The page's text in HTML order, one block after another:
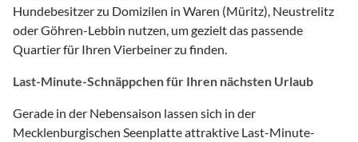
Hundebesitzer zu Domizilen in Waren (Müritz), Neustrelitz
oder Göhren-Lebbin nutzen, um gezielt das passende
Quartier für Ihren Vierbeiner zu finden.
Last-Minute-Schnäppchen für Ihren nächsten Urlaub
Gerade in der Nebensaison lassen sich in der
Mecklenburgischen Seenplatte attraktive Last-Minute-